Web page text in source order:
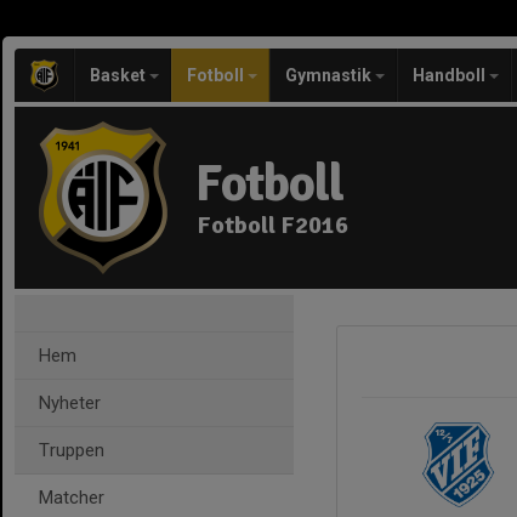
Basket Fotboll Gymnastik Handboll
Fotboll
Fotboll F2016
Hem
Nyheter
Truppen
Matcher